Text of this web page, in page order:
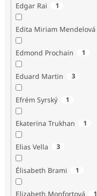
Edgar Rai 1
Edita Miriam Mendelová
Edmond Prochain 1
Eduard Martin 3
Efrém Syrský 1
Ekaterina Trukhan 1
Elias Vella 3
Élisabeth Brami 1
Elizabeth Monfortová 1